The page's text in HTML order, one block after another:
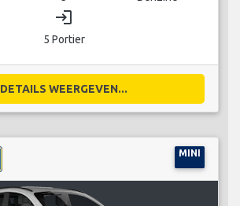
login
5 Portier
DETAILS WEERGEVEN...
MINI